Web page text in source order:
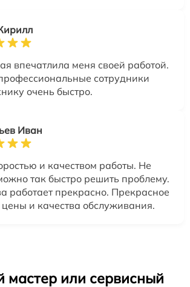
впечатлила меня своей работой.
сотрудники
очень быстро.
Иван
и качеством работы. Не
так быстро решить проблему.
работает прекрасно. Прекрасное
и качества обслуживания.
мастер или сервисный